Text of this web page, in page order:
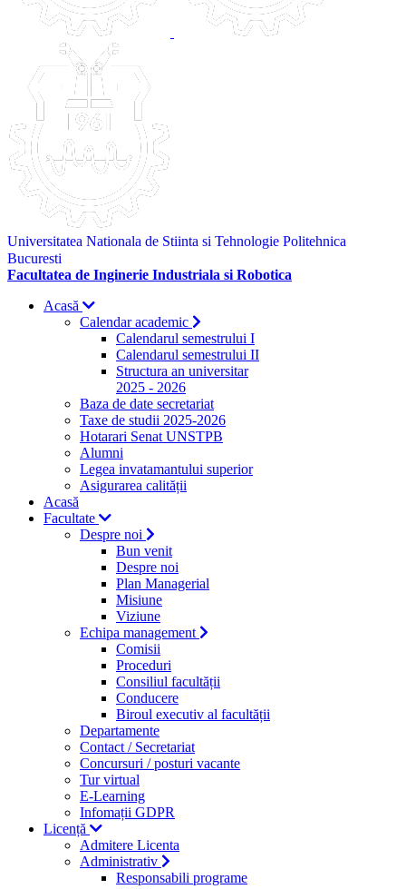
Universitatea Nationala de Stiinta si Tehnologie Politehnica
Bucuresti
Facultatea de Inginerie Industriala si Robotica
Acasă
Calendar academic
Calendarul semestrului I
Calendarul semestrului II
Structura an universitar
2025 - 2026
Baza de date secretariat
Taxe de studii 2025-2026
Hotarari Senat UNSTPB
Alumni
Legea invatamantului superior
Asigurarea calității
Acasă
Facultate
Despre noi
Bun venit
Despre noi
Plan Managerial
Misiune
Viziune
Echipa management
Comisii
Proceduri
Consiliul facultății
Conducere
Biroul executiv al facultății
Departamente
Contact / Secretariat
Concursuri / posturi vacante
Tur virtual
E-Learning
Infomații GDPR
Licență
Admitere Licenta
Administrativ
Responsabili programe